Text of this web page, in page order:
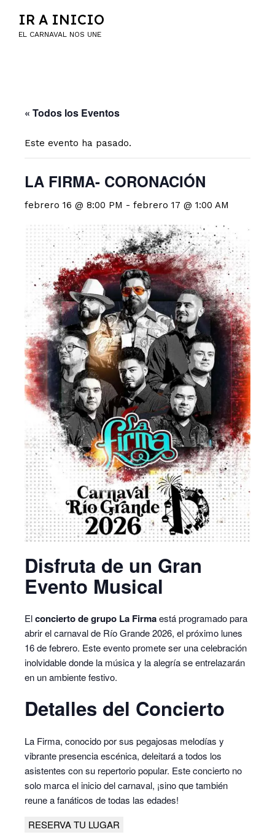
IR A INICIO
EL CARNAVAL NOS UNE
« Todos los Eventos
Este evento ha pasado.
LA FIRMA- CORONACIÓN
febrero 16 @ 8:00 PM - febrero 17 @ 1:00 AM
Disfruta de un Gran
Evento Musical
Elconcierto de grupo La Firmaestá programado para
abrir el carnaval de Río Grande 2026, el próximo lunes
16 de febrero. Este evento promete ser una celebración
inolvidable donde la música y la alegría se entrelazarán
en un ambiente festivo.
Detalles del Concierto
La Firma, conocido por sus pegajosas melodías y
vibrante presencia escénica, deleitará a todos los
asistentes con su repertorio popular. Este concierto no
solo marca el inicio del carnaval, ¡sino que también
reune a fanáticos de todas las edades!
RESERVA TU LUGAR